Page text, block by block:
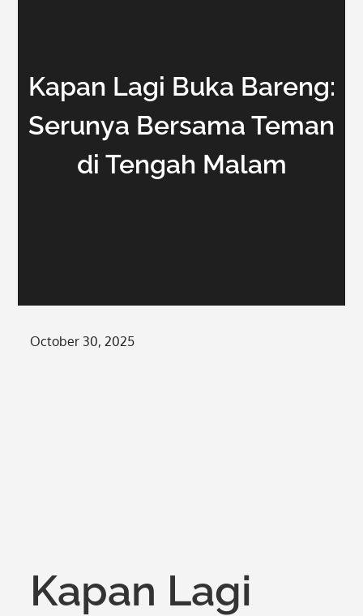
Kapan Lagi Buka Bareng:
Serunya Bersama Teman
di Tengah Malam
Posted
October 30, 2025
Kapan Lagi